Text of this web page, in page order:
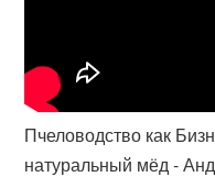
Пчеловодство как
натуральный мёд -